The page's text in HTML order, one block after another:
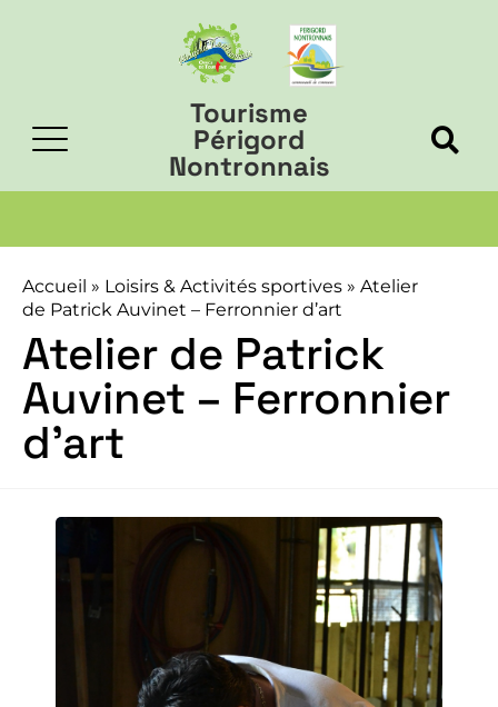
Tourisme
Périgord
Nontronnais
Accueil » Loisirs & Activités sportives » Atelier
de Patrick Auvinet – Ferronnier d’art
Atelier de Patrick
Auvinet – Ferronnier
d’art